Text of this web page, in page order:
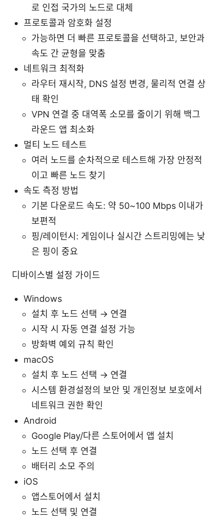
로 인접 국가의 노드로 대체
프로토콜과 암호화 설정
가능하면 더 빠른 프로토콜을 선택하고, 보안과
속도 간 균형을 맞춤
네트워크 최적화
라우터 재시작, DNS 설정 변경, 물리적 연결 상
태 확인
VPN 연결 중 대역폭 소모를 줄이기 위해 백그
라운드 앱 최소화
멀티 노드 테스트
여러 노드를 순차적으로 테스트해 가장 안정적
이고 빠른 노드 찾기
속도 측정 방법
기본 다운로드 속도: 약 50~100 Mbps 이내가
보편적
핑/레이턴시: 게임이나 실시간 스트리밍에는 낮
은 핑이 중요
디바이스별 설정 가이드
Windows
설치 후 노드 선택 → 연결
시작 시 자동 연결 설정 가능
방화벽 예외 규칙 확인
macOS
설치 후 노드 선택 → 연결
시스템 환경설정의 보안 및 개인정보 보호에서
네트워크 권한 확인
Android
Google Play/다른 스토어에서 앱 설치
노드 선택 후 연결
배터리 소모 주의
iOS
앱스토어에서 설치
노드 선택 및 연결